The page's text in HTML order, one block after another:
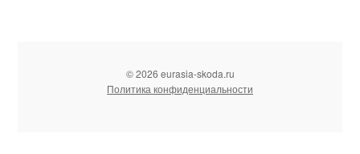
© 2026 eurasia-skoda.ru
Политика конфиденциальности